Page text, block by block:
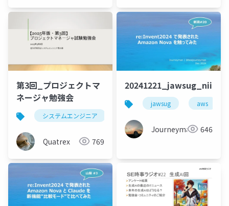
第3回_プロジェクトマ
ネージャ勉強会
システムエンジニア
Quatrex 769
jawsug aws
Journeyman 646